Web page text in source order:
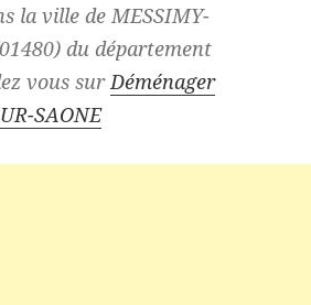
la ville de MESSIMY-
du département
vous sur Déménager
SAONE